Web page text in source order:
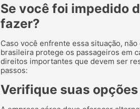
Se você foi impedido
fazer?
Caso você enfrente essa situação,
brasileira protege os passageiros em
direitos importantes que devem ser
passos:
Verifique suas